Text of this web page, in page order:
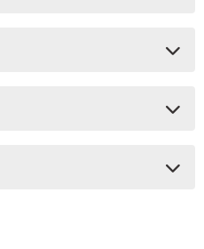
öneri formunu